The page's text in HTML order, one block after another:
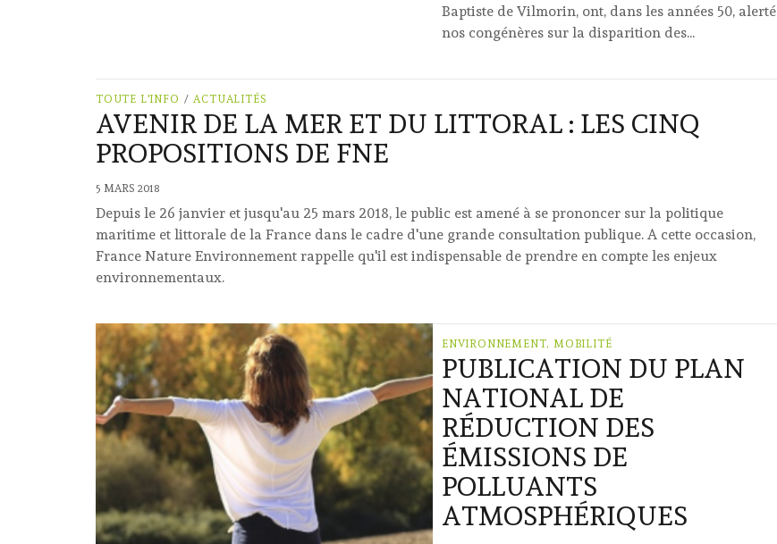
Baptiste de Vilmorin, ont, dans les années 50, alerté
nos congénères sur la disparition des...
TOUTE L'INFO / ACTUALITÉS
AVENIR DE LA MER ET DU LITTORAL : LES CINQ
PROPOSITIONS DE FNE
5 MARS 2018
Depuis le 26 janvier et jusqu'au 25 mars 2018, le public est amené à se prononcer sur la politique
maritime et littorale de la France dans le cadre d'une grande consultation publique. A cette occasion,
France Nature Environnement rappelle qu'il est indispensable de prendre en compte les enjeux
environnementaux.
ENVIRONNEMENT, MOBILITÉ
PUBLICATION DU PLAN
NATIONAL DE
RÉDUCTION DES
ÉMISSIONS DE
POLLUANTS
ATMOSPHÉRIQUES